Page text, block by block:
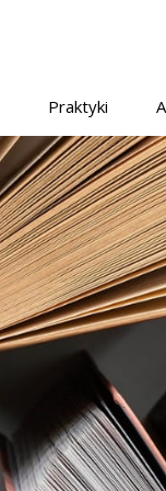
Praktyki